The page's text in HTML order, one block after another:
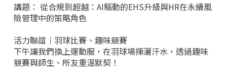
講題： 從合規到超越：AI驅動的EHS升級與HR在永續風
險管理中的策略角色
活力聯誼｜羽球比賽、趣味競賽
下午讓我們換上運動服，在羽球場揮灑汗水，透過趣味
競賽與師生、所友重溫默契！